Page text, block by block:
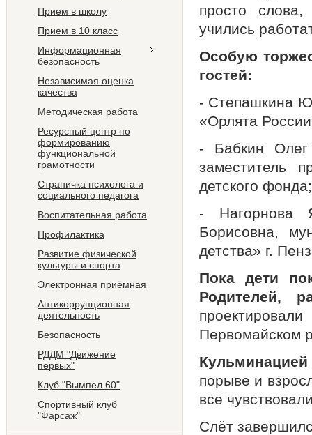
Прием в школу
Прием в 10 класс
Информационная
безопасность
Независимая оценка
качества
Методическая работа
Ресурсный центр по
формированию
функциональной
грамотности
Страничка психолога и
социального педагога
Воспитательная работа
Профилактика
Развитие физической
культуры и спорта
Электронная приёмная
Антикоррупционная
деятельность
Безопасность
РДДМ "Движение
первых"
Клуб "Вымпел 60"
Спортивный клуб
"Фарсаж"
просто
учились
Особую
гостей:
- Степашкина
«Орлята
- Бабкин Олег
заместитель
детского фонда;
- Нагорнова
Борисовна,
детства» г.
Пока дети
Родителей,
Первомайском
Кульминацией
порыве и
все
Слёт